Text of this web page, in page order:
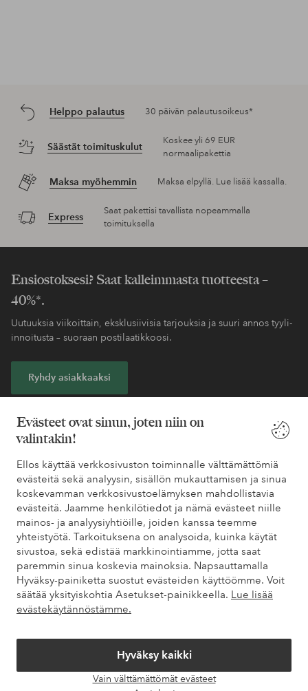
Evästeet ovat sinun, joten niin on
valintakin!
Ellos käyttää verkkosivuston toiminnalle välttämättömiä
evästeitä sekä analyysin, sisällön mukauttamisen ja sinua
koskevamman verkkosivustoelämyksen mahdollistavia
evästeitä. Jaamme henkilötiedot ja nämä evästeet niille
mainos- ja analyysiyhtiöille, joiden kanssa teemme
yhteistyötä. Tarkoituksena on analysoida, kuinka käytät
sivustoa, sekä edistää markkinointiamme, jotta saat
paremmin sinua koskevia mainoksia. Napsauttamalla
Hyväksy-painiketta suostut evästeiden käyttöömme. Voit
säätää yksityiskohtia Asetukset-painikkeella. Lue lisää
evästekäytännöstämme.
Hyväksy kaikki
Vain välttämättömät evästeet
Helppo palautus 30 päivän palautusoikeus*
Säästät toimituskulut
Koskee yli 69 EUR
normaalipakettia
Maksa myöhemmin Maksa elpyllä. Lue lisää kassalla.
Express
Saat pakettisi tavallista nopeammalla
toimituksella
Ensiostoksesi? Saat kalleimmasta tuotteesta –
40%*.
Uutuuksia viikoittain, eksklusiivisia tarjouksia ja suuri annos tyyli-
innoitusta – suoraan postilaatikkoosi.
Ryhdy asiakkaaksi
Tarvitsetko apua?
Löydät vastaukset useimmin kysyttyihin kysymyksiin usein
kysytyistä kysymyksistä. Löydät myös tietoa siitä, miten voit ottaa
meihin yhteyttä.
Asiakaspalvelu Tilaukset Maksutavat
Omat sivut
Tietoa Elloksesta